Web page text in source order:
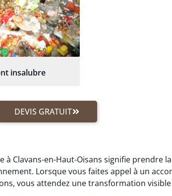
insalubre
DEVIS GRATUIT
à Clavans-en-Haut-Oisans signifie prendre
Lorsque vous faites appel à un
vous attendez une transformation